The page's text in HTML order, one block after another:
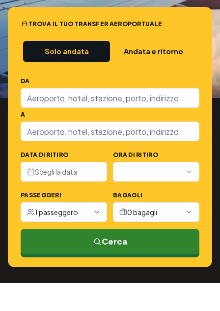
TROVA IL TUO TRANSFER AEROPORTUALE
Solo andata Andata e ritorno
DA
A
DATA DI RITIRO
Scegli la data
ORA DI RITIRO
PASSEGGERI
1 passeggero
BAGAGLI
0 bagagli
Cerca